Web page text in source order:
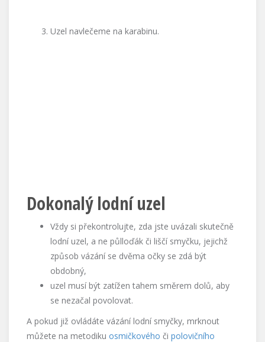
Uzel navlečeme na karabinu.
Dokonalý lodní uzel
Vždy si překontrolujte, zda jste uvázali skutečně
lodní uzel, a ne půlloďák či liščí smyčku, jejichž
způsob vázání se dvěma očky se zdá být
obdobný,
uzel musí být zatížen tahem směrem dolů, aby
se nezačal povolovat.
A pokud již ovládáte vázání lodní smyčky, mrknout
můžete na metodiku osmičkového či polovičního